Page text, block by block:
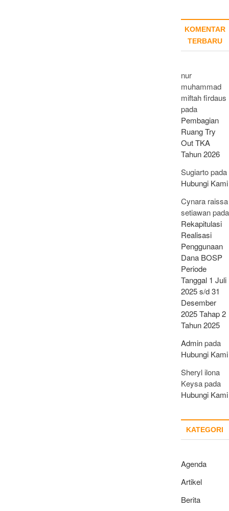
KOMENTAR
TERBARU
nur
muhammad
miftah firdaus
pada
Pembagian
Ruang Try
Out TKA
Tahun 2026
Sugiartopada
Hubungi Kami
Cynara raissa
setiawanpada
Rekapitulasi
Realisasi
Penggunaan
Dana BOSP
Periode
Tanggal 1 Juli
2025 s/d 31
Desember
2025 Tahap 2
Tahun 2025
Adminpada
Hubungi Kami
Sheryl ilona
Keysapada
Hubungi Kami
KATEGORI
Agenda
Artikel
Berita